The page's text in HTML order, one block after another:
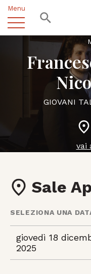
Menu
GIOVANI
vai
Sale
SELEZIONA UNA
giovedì 18
2025